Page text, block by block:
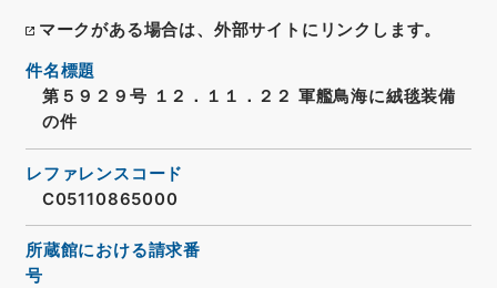
マークがある場合は、外部サイトにリンクします。
件名標題
第５９２９号 １２．１１．２２ 軍艦鳥海に絨毯装備
の件
レファレンスコード
C05110865000
所蔵館における請求番
号